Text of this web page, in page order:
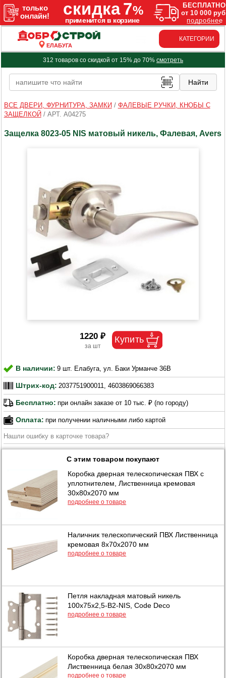
ЕЛАБУГА
КАТЕГОРИИ
312 товаров со скидкой от 15% до 70% смотреть
ВСЕ ДВЕРИ, ФУРНИТУРА, ЗАМКИ / ФАЛЕВЫЕ РУЧКИ, КНОБЫ С
ЗАЩЕЛКОЙ / АРТ. A04275
Защелка 8023-05 NIS матовый никель, Фалевая, Avers
1220 ₽
В наличии: 9 шт. Елабуга, ул. Баки Урманче 36В
Штрих-код: 2037751900011, 4603869066383
Бесплатно: при онлайн заказе от 10 тыс. ₽ (по городу)
Оплата: при получении наличными либо картой
Нашли ошибку в карточке товара?
С этим товаром покупают
Коробка дверная телескопическая ПВХ с
уплотнителем, Лиственница кремовая
30х80х2070 мм
подробнее о товаре
Наличник телескопический ПВХ Лиственница
кремовая 8х70х2070 мм
подробнее о товаре
Петля накладная матовый никель
100х75х2,5-B2-NIS, Code Deco
подробнее о товаре
Коробка дверная телескопическая ПВХ
Лиственница белая 30х80х2070 мм
подробнее о товаре